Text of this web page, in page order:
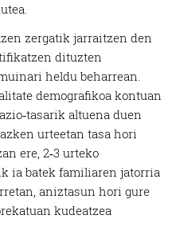
zergatik jarraitzen den
dituzten
heldu beharrean.
demografikoa kontuan
altuena duen
urteetan tasa hori
ere, 2‑3 urteko
ia batek familiaren jatorria
aniztasun hori gure
kudeatzea